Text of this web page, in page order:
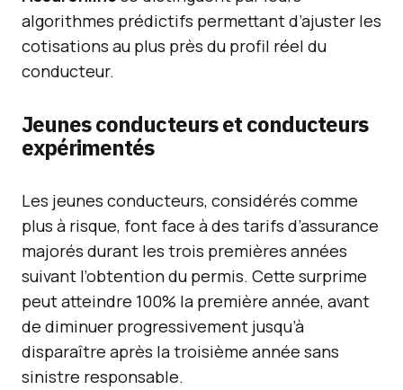
algorithmes prédictifs permettant d’ajuster les
cotisations au plus près du profil réel du
conducteur.
Jeunes conducteurs et conducteurs
expérimentés
Les jeunes conducteurs, considérés comme
plus à risque, font face à des tarifs d’assurance
majorés durant les trois premières années
suivant l’obtention du permis. Cette surprime
peut atteindre 100% la première année, avant
de diminuer progressivement jusqu’à
disparaître après la troisième année sans
sinistre responsable.